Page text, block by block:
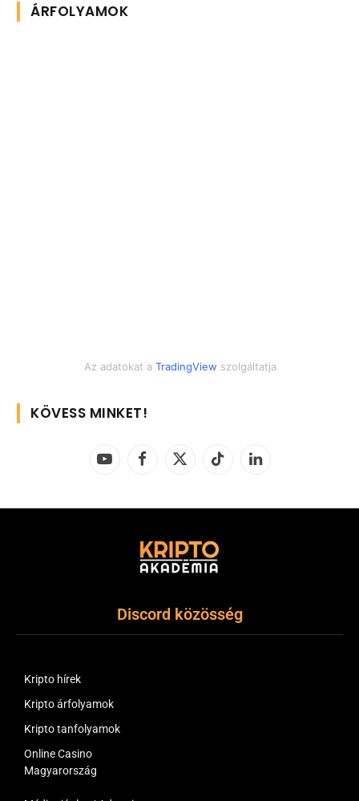
ÁRFOLYAMOK
Az adatokat a TradingView szolgáltatja
KÖVESS MINKET!
YouTubeFacebook
X
TikTok LinkedIn
Discord közösség
Kripto hírek
Kripto árfolyamok
Kripto tanfolyamok
Online Casino
Magyarország